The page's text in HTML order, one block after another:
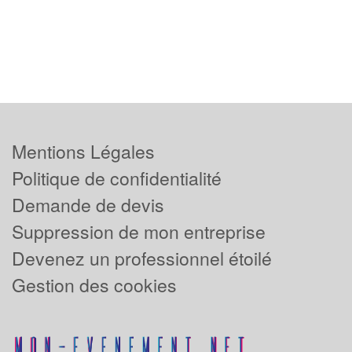
Mentions Légales
Politique de confidentialité
Demande de devis
Suppression de mon entreprise
Devenez un professionnel étoilé
Gestion des cookies